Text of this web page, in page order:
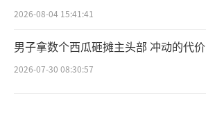
2026-08-04 15:41:41
男子拿数个西瓜砸摊主头部 冲动的代价
2026-07-30 08:30:57